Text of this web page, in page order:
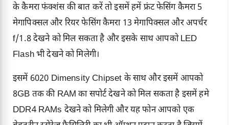
के कैमरा फंक्शंस की बात करें तो इसमें हमें फ्रंट फेसिंग कैमरा 5
मेगापिक्सल और रियर फेसिंग कैमरा 13 मेगापिक्सल और अपर्चर
f/1.8 देखने को मिल सकता है और इसके साथ आपको LED
Flash भी देखने को मिलेगी।
इसमें 6020 Dimensity Chipset के साथ और इसमें आपको
8GB तक की RAM का सपोर्ट देखने को मिल सकता है इसमें हमे
DDR4 RAMs देखने को मिलेगी और यह फोन आपको एक